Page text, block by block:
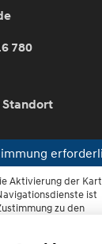
780
Standort
Koblenz-
Aktivierung der
ist
zu den